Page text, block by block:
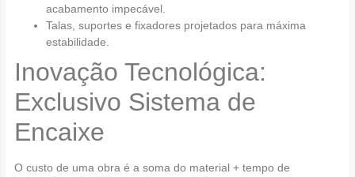
acabamento impecável.
Talas, suportes e fixadores projetados para máxima
estabilidade.
Inovação Tecnológica:
Exclusivo Sistema de
Encaixe
O custo de uma obra é a soma do material + tempo de